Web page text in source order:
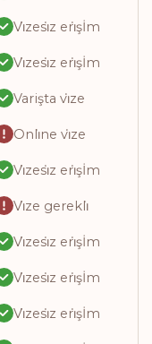
Vi̇zesi̇z eri̇şİm
Vi̇zesi̇z eri̇şİm
Varişta vi̇ze
Onli̇ne vi̇ze
Vi̇zesi̇z eri̇şİm
Vi̇ze gerekli̇
Vi̇zesi̇z eri̇şİm
Vi̇zesi̇z eri̇şİm
Vi̇zesi̇z eri̇şİm